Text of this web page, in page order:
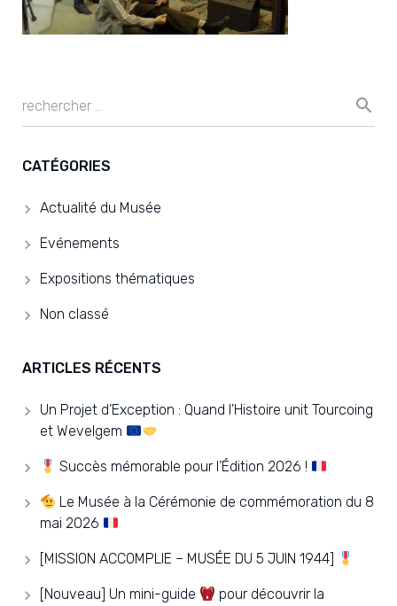
CATÉGORIES
Actualité du Musée
Evénements
Expositions thématiques
Non classé
ARTICLES RÉCENTS
Un Projet d’Exception : Quand l’Histoire unit Tourcoing
et Wevelgem
Succès mémorable pour l’Édition 2026 !
Le Musée à la Cérémonie de commémoration du 8
mai 2026
[MISSION ACCOMPLIE – MUSÉE DU 5 JUIN 1944]
[Nouveau] Un mini-guide
pour découvrir la